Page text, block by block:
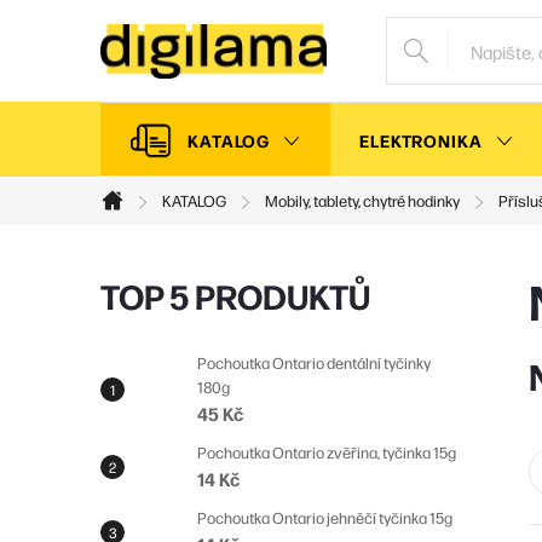
KATALOG ELEKTRONIKA
Domů
KATALOG Mobily, tablety, chytré hodinky
P
s
t
r
a
n
TOP 5 PRODUKTŮ
Pochoutka Ontario dentální tyčinky
180g
45 Kč
Pochoutka Ontario zvěřina, tyčinka 15g
14 Kč
Pochoutka Ontario jehněčí tyčinka 15g